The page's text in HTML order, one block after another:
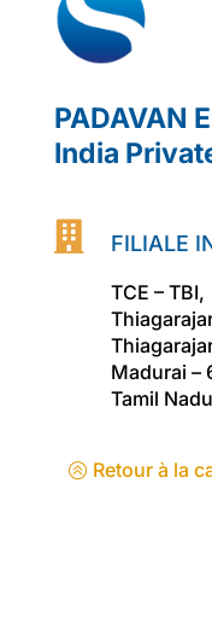
PADAVAN
India
 FILIALE
TCE – TBI,
Madurai –
Tamil
Retour à la